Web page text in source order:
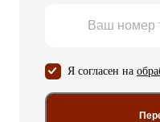
Я согласен на